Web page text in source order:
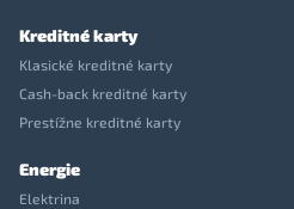
Kreditné karty
Klasické kreditné karty
Cash-back kreditné karty
Prestížne kreditné karty
Energie
Elektrina